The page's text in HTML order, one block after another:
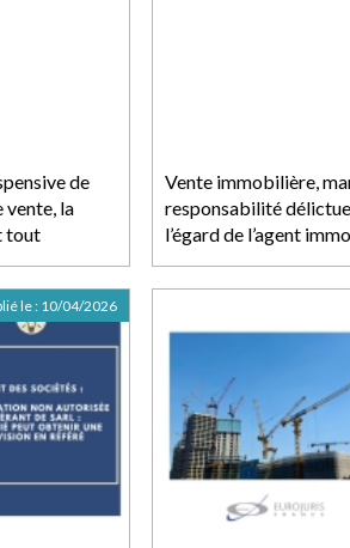
de
vente, la
tout
Vente immobilière,
responsabilité
l’égard de l’agent
le : 10/04/2026